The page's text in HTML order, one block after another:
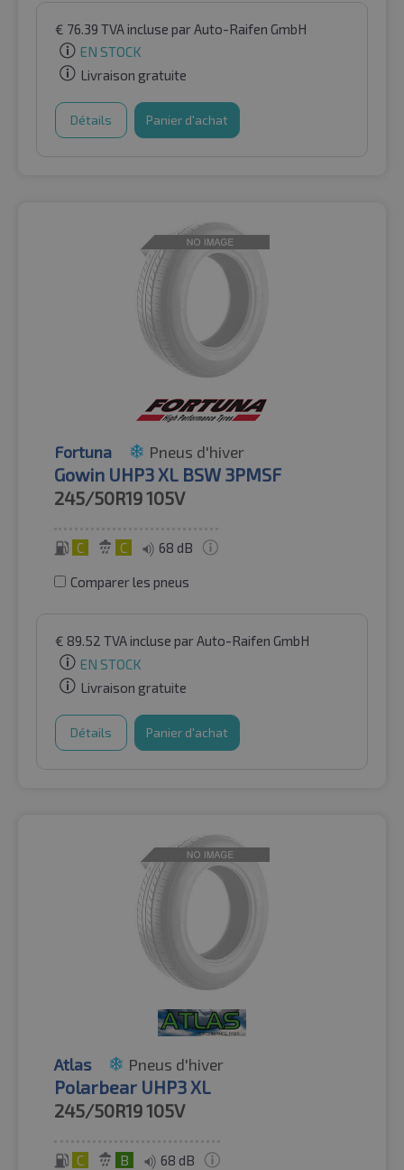
€ 76.39 TVA incluse par Auto-Raifen GmbH
EN STOCK
Livraison gratuite
Détails Panier d'achat
Fortuna Pneus d'hiver
Gowin UHP3 XL BSW 3PMSF
245/50R19105V
C C 68 dB
Comparer les pneus
€ 89.52 TVA incluse par Auto-Raifen GmbH
EN STOCK
Livraison gratuite
Détails Panier d'achat
Atlas Pneus d'hiver
Polarbear UHP3 XL
245/50R19105V
C B 68 dB